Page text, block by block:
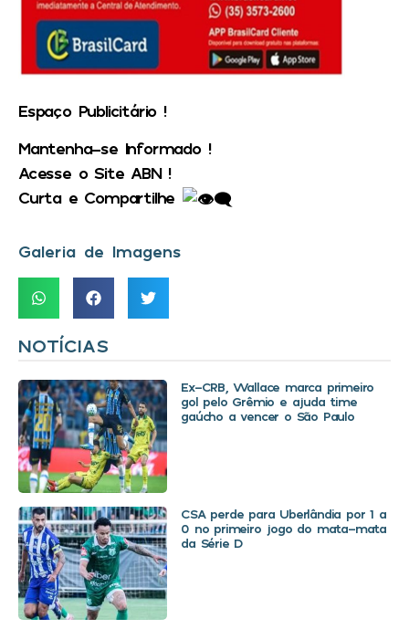
Espaço Publicitário !
Mantenha-se Informado !
Acesse o Site ABN !
Curta e Compartilhe
Galeria de Imagens
NOTÍCIAS
Ex-CRB, Wallace marca primeiro
gol pelo Grêmio e ajuda time
gaúcho a vencer o São Paulo
CSA perde para Uberlândia por 1 a
0 no primeiro jogo do mata-mata
da Série D